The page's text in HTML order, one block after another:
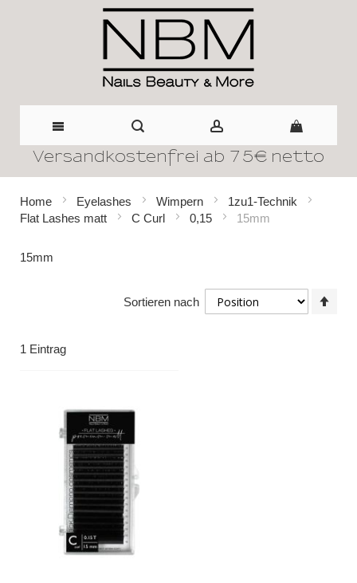
Direkt
Inhalt
Versandkostenfrei ab 75€ netto
Home Eyelashes Wimpern
1zu1-Technik
Flat Lashes matt
C Curl 0,15 15mm
15mm
1 Eintrag
Sortieren nach